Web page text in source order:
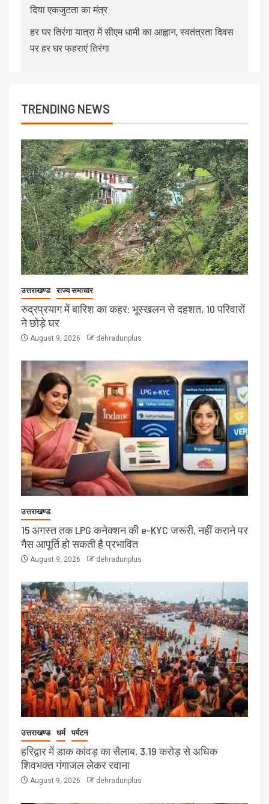
दिया एकजुटता का मंत्र
हर घर तिरंगा यात्रा में सीएम धामी का आह्वान, स्वतंत्रता दिवस
पर हर घर फहराएं तिरंगा
TRENDING NEWS
उत्तराखण्ड राज्य समाचार
रुद्रप्रयाग में बारिश का कहर: भूस्खलन से दहशत, 10 परिवारों
ने छोड़े घर
August 9, 2026 dehradunplus
उत्तराखण्ड
15 अगस्त तक LPG कनेक्शन की e-KYC जरूरी, नहीं कराने पर
गैस आपूर्ति हो सकती है प्रभावित
August 9, 2026 dehradunplus
उत्तराखण्ड धर्म पर्यटन
हरिद्वार में डाक कांवड़ का सैलाब, 3.19 करोड़ से अधिक
शिवभक्त गंगाजल लेकर रवाना
August 9, 2026 dehradunplus